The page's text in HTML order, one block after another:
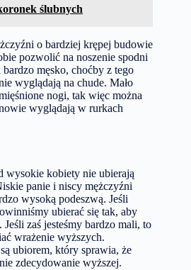
ślubnych
o bardziej krępej budowie
pozwolić na noszenie spodni
męsko, choćby z tego
wyglądają na chude. Mało
nogi, tak więc można
wyglądają w rurkach
wysokie kobiety nie ubierają
panie i niscy mężczyźni
wysoką podeszwą. Jeśli
ubierać się tak, aby
zaś jesteśmy bardzo mali, to
wrażenie wyższych.
ubiorem, który sprawia, że
zdecydowanie wyższej.